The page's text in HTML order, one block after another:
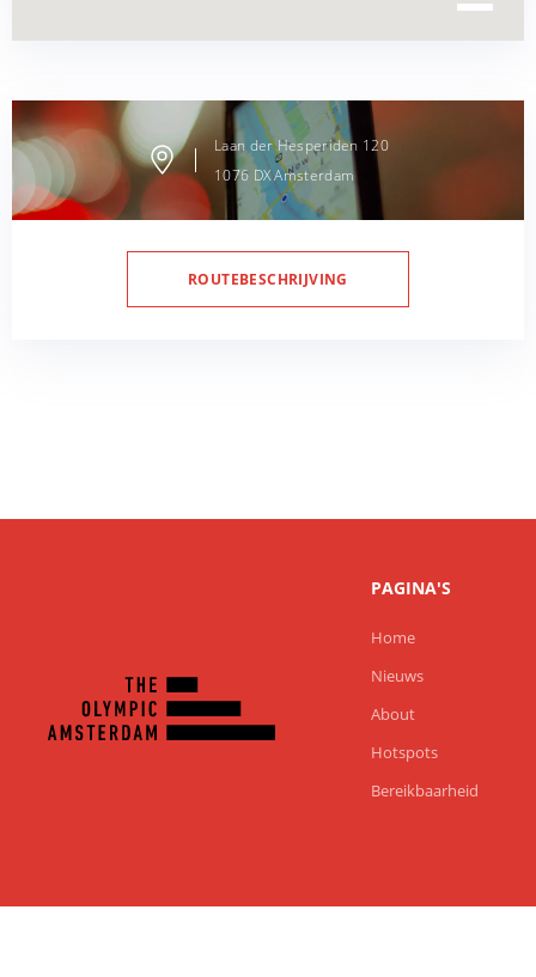
Laan der Hesperiden 120
1076 DXAmsterdam
ROUTEBESCHRIJVING
PAGINA'S
Home
Nieuws
About
Hotspots
Bereikbaarheid